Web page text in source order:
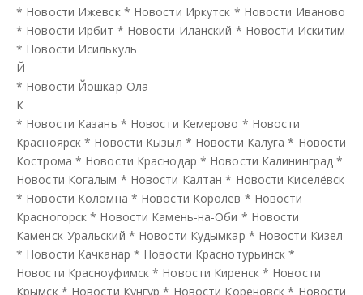
* Новости Ижевск * Новости Иркутск * Новости Иваново
* Новости Ирбит * Новости Иланский * Новости Искитим
* Новости Исилькуль
Й
* Новости Йошкар-Ола
К
* Новости Казань * Новости Кемерово * Новости
Красноярск * Новости Кызыл * Новости Калуга * Новости
Кострома * Новости Краснодар * Новости Калининград *
Новости Когалым * Новости Калтан * Новости Киселёвск
* Новости Коломна * Новости Королёв * Новости
Красногорск * Новости Камень-на-Оби * Новости
Каменск-Уральский * Новости Кудымкар * Новости Кизел
* Новости Качканар * Новости Краснотурьинск *
Новости Красноуфимск * Новости Киренск * Новости
Крымск * Новости Кунгур * Новости Кореновск * Новости